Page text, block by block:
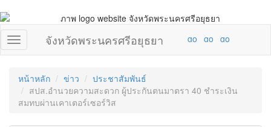
จังหวัดพระนครศรีอยุธยา
หน้าหลัก ข่าว
ประชาสัมพันธ์
สปส.อำนวยความสะดวก ผู้ประกันตนมาตรา 40 ชำระเงิน
สมทบผ่านเคาเตอร์เซอร์วิส